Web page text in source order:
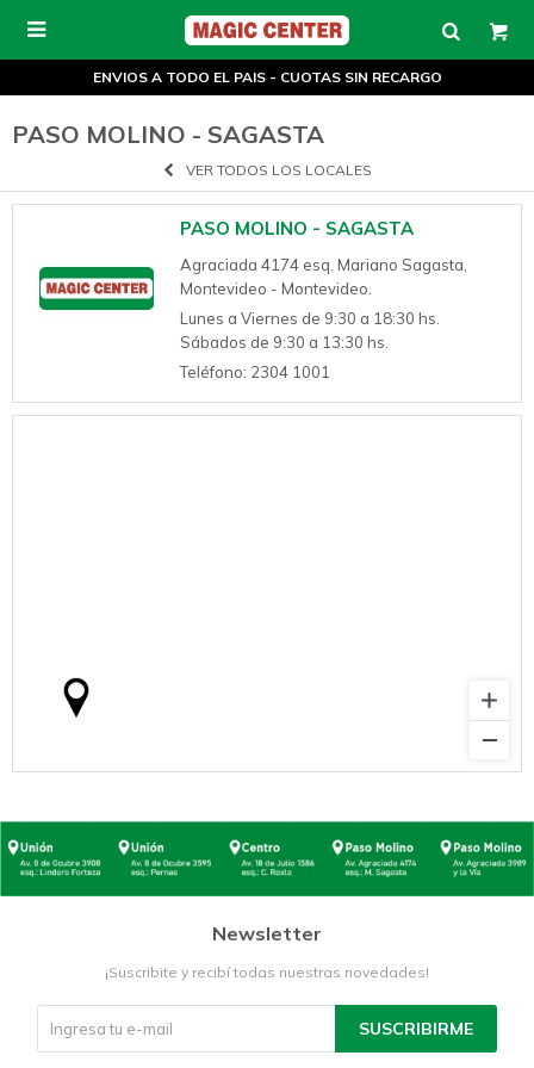

ENVIOS A TODO EL PAIS - CUOTAS SIN RECARGO
PASO MOLINO - SAGASTA
VER TODOS LOS LOCALES
PASO MOLINO - SAGASTA
Agraciada 4174 esq. Mariano Sagasta,
Montevideo - Montevideo.
Lunes a Viernes de 9:30 a 18:30 hs.
Sábados de 9:30 a 13:30 hs.
Teléfono: 2304 1001
Newsletter
¡Suscribite y recibí todas nuestras novedades!
SUSCRIBIRME